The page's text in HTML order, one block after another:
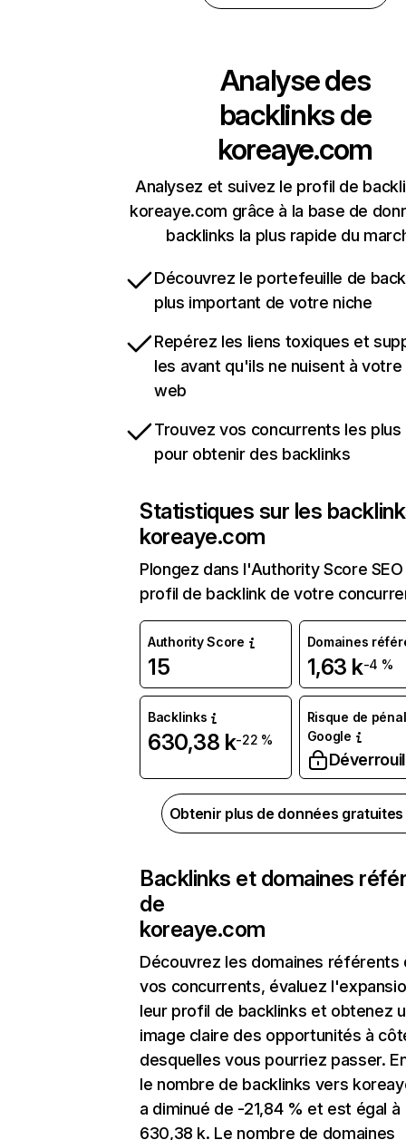
Analyse des
backlinks de
koreaye.com
Analysez et suivez le profil de
koreaye.com grâce à la base de
backlinks la plus rapide du
Découvrez le portefeuille de
plus important de votre niche
Repérez les liens toxiques et
les avant qu'ils ne nuisent à
web
Trouvez vos concurrents les
pour obtenir des backlinks
Statistiques sur les
koreaye.com
Plongez dans l'Authority Score
profil de backlink de votre
Authority Score
15
Domaines
1,63 k-4 %
Backlinks
630,38 k-22 %
Risque de
Google
Obtenir plus de données
Backlinks et domaines
de
koreaye.com
Découvrez les domaines référents
vos concurrents, évaluez
leur profil de backlinks et obtenez
image claire des opportunités à
desquelles vous pourriez passer.
le nombre de backlinks vers
a diminué de -21,84 % et est égal à
630,38 k. Le nombre de domaines